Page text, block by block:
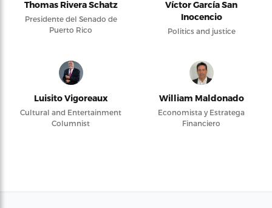
Thomas Rivera Schatz
Presidente del Senado de
Puerto Rico
Víctor García San
Inocencio
Politics and justice
Luisito Vigoreaux
Cultural and Entertainment
Columnist
William Maldonado
Economista y Estratega
Financiero